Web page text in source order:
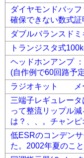
ダイヤモンドバッ
確保できない数式証
ダブルバランスド
トランジスタ式
ヘッドホンアンプ
(自作例で60回路予
ラジオキット メ
三端子レギュレー
って整流リップル
は？、、。チャンピ
低ESRのコンデン
た。2002年夏のこと